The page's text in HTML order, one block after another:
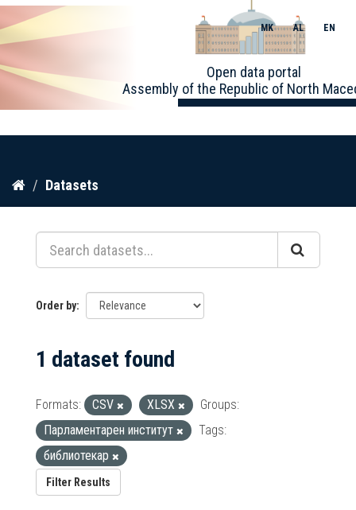
Skip
content
Open data portal
Assembly of the Republic of North
MK AL EN
Datasets
Order by
1 dataset found
Formats: CSV XLSX
Groups:
Парламентарен институт
Tags:
библиотекар
Filter Results